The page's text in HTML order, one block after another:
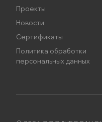
Проекты
Новости
Сертификаты
Политика обработки
персональных данных